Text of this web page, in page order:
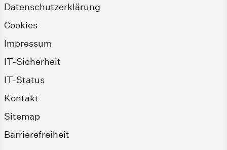
Datenschutzerklärung
Cookies
Impressum
IT-Sicherheit
IT-Status
Kontakt
Sitemap
Barrierefreiheit